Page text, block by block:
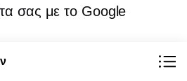
σας με το Google
κομματιού και την